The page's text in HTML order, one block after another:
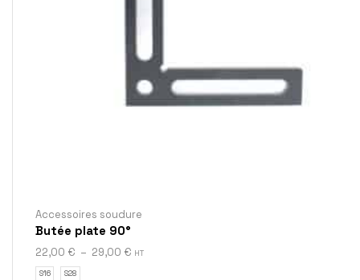
Accessoires soudure
Butée plate 90°
22,00 € – 29,00 € HT
S16 S28